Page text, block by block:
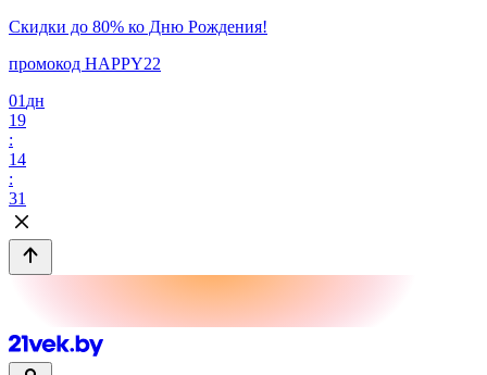
Скидки до 80% ко Дню Рождения!
промокод HAPPY22
01 дн
19
:
14
:
31